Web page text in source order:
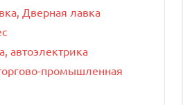
Дверная лавка
автоэлектрика
промышленная